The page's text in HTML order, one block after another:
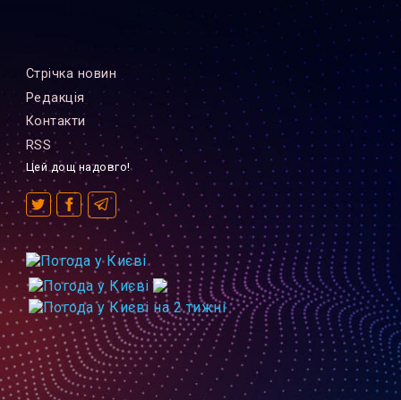
Стрiчка новин
Редакцiя
Контакти
RSS
Цей дощ надовго!